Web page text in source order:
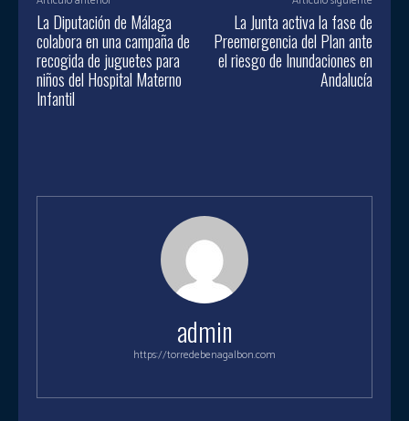
La Diputación de Málaga
colabora en una campaña de
recogida de juguetes para
niños del Hospital Materno
Infantil
La Junta activa la fase de
Preemergencia del Plan ante
el riesgo de Inundaciones en
Andalucía
admin
https://torredebenagalbon.com